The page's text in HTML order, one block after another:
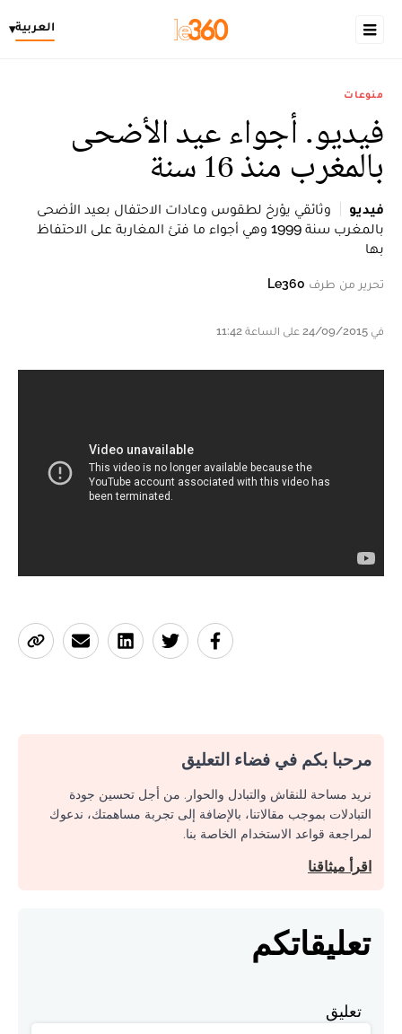
العربية▾
منوعات
فيديو. أجواء عيد الأضحى
بالمغرب منذ 16 سنة
فيديو
وثائقي يؤرخ لطقوس وعادات الاحتفال بعيد الأضحى
بالمغرب سنة 1999 وهي أجواء ما فتئ المغاربة على الاحتفاظ
بها
تحرير من طرف Le360
في 24/09/2015 على الساعة 11:42
مرحبا بكم في فضاء التعليق
نريد مساحة للنقاش والتبادل والحوار. من أجل تحسين جودة
التبادلات بموجب مقالاتنا، بالإضافة إلى تجربة مساهمتك، ندعوك
لمراجعة قواعد الاستخدام الخاصة بنا.
اقرأ ميثاقنا
تعليقاتكم
تعليق